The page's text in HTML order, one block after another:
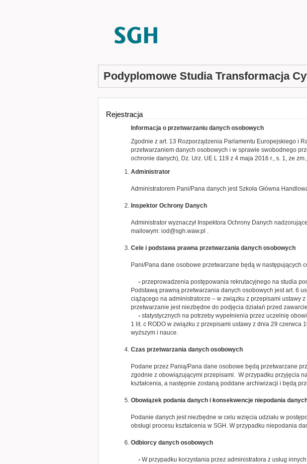
Podyplomowe Studia Transformacja
Rejestracja
Informacja o przetwarzaniu danych osobowych
Zgodnie z art. 13 Rozporządzenia Parlamentu Europejskiego i
przetwarzaniem danych osobowych i w sprawie swobodnego
ochronie danych), Dz. Urz. UE L 119 z 4 maja 2016 r., s. 1, ze
Administrator
Administratorem Pani/Pana danych jest Szkoła Główna
Inspektor Ochrony Danych
Administrator wyznaczył Inspektora Ochrony Danych
mailowym: iod@sgh.waw.pl .
Cele i podstawa prawna przetwarzania danych osobowych
Pani/Pana dane osobowe przetwarzane będą w następujących
- przeprowadzenia postępowania rekrutacyjnego na studia
Podstawą prawną przetwarzania danych osobowych jest art. 6
ciążącego na administratorze – w związku z przepisami ustawy
przetwarzanie jest niezbędne do podjęcia działań przed
- statystycznych na potrzeby wypełnienia przez uczelnię
1 lit. c RODO w związku z przepisami ustawy z dnia 29
wyższym i nauce.
Czas przetwarzania danych osobowych
Podane przez Panią/Pana dane osobowe będą przetwarzane
zgodnie z obowiązującymi przepisami. W przypadku przyjęcia
kształcenia, a następnie zostaną poddane archiwizacji i będą
Obowiązek podania danych i konsekwencje niepodania
Podanie danych jest niezbędne w celu wzięcia udziału w
obsługi procesu kształcenia w SGH. W przypadku niepodania
Odbiorcy danych osobowych
- W przypadku korzystania przez administratora z usług